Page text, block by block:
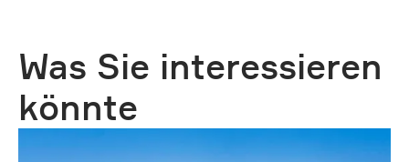
Was Sie interessieren
könnte